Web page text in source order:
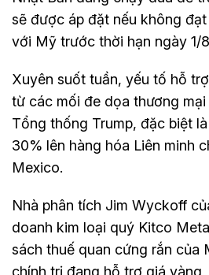
sẽ được áp đặt nếu không
với Mỹ trước thời hạn ngày 1/
Xuyên suốt tuần, yếu tố hỗ
từ các mối đe dọa thương
Tổng thống Trump, đặc biệt
30% lên hàng hóa Liên minh
Mexico.
Nhà phân tích Jim Wyckoff
doanh kim loại quý Kitco
sách thuế quan cứng rắn của
chính trị đang hỗ trợ giá